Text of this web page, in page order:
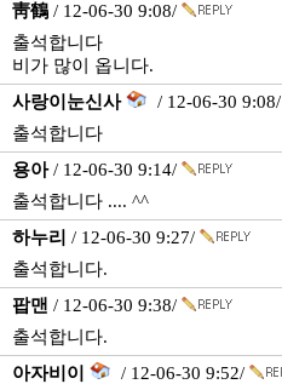
靑鶴 / 12-06-30 9:08/
출석합니다
비가 많이 옵니다.
사랑이눈신사
/ 12-06-30 9:08/
출석합니다
용아/ 12-06-30 9:14/
출석합니다 .... ^^
하누리 / 12-06-30 9:27/
출석합니다.
팝맨 / 12-06-30 9:38/
출석합니다.
아자비이
/ 12-06-30 9:52/